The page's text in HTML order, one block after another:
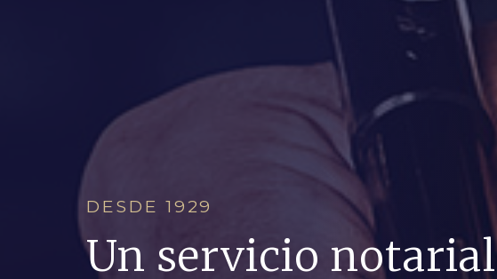
DESDE 1929
Un servicio notarial